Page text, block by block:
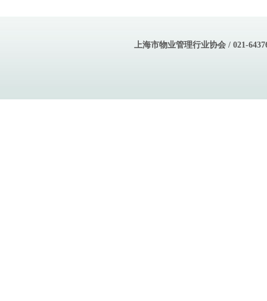
上海市物业管理行业协会 / 021-